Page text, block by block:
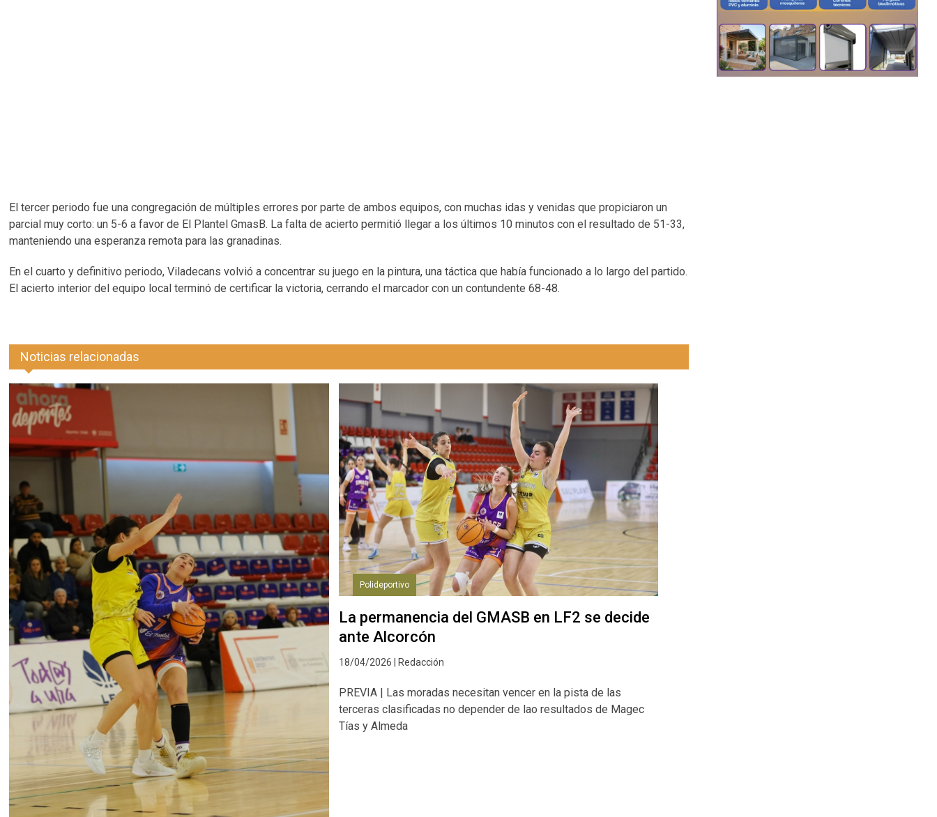
El tercer periodo fue una congregación de múltiples errores por parte de ambos equipos, con muchas idas y venidas que propiciaron un
parcial muy corto: un 5-6 a favor de El Plantel GmasB. La falta de acierto permitió llegar a los últimos 10 minutos con el resultado de 51-33,
manteniendo una esperanza remota para las granadinas.
En el cuarto y definitivo periodo, Viladecans volvió a concentrar su juego en la pintura, una táctica que había funcionado a lo largo del partido.
El acierto interior del equipo local terminó de certificar la victoria, cerrando el marcador con un contundente 68-48.
Noticias relacionadas
Polideportivo
La permanencia del GMASB en LF2 se decide
ante Alcorcón
18/04/2026 | Redacción
PREVIA | Las moradas necesitan vencer en la pista de las
terceras clasificadas no depender de lao resultados de Magec
Tías y Almeda